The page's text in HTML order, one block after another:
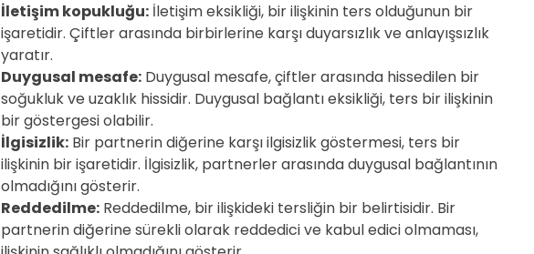
İletişim kopukluğu: İletişim eksikliği, bir ilişkinin ters olduğunun bir
işaretidir. Çiftler arasında birbirlerine karşı duyarsızlık ve anlayışsızlık
yaratır.
Duygusal mesafe: Duygusal mesafe, çiftler arasında hissedilen bir
soğukluk ve uzaklık hissidir. Duygusal bağlantı eksikliği, ters bir ilişkinin
bir göstergesi olabilir.
İlgisizlik: Bir partnerin diğerine karşı ilgisizlik göstermesi, ters bir
ilişkinin bir işaretidir. İlgisizlik, partnerler arasında duygusal bağlantının
olmadığını gösterir.
Reddedilme: Reddedilme, bir ilişkideki tersliğin bir belirtisidir. Bir
partnerin diğerine sürekli olarak reddedici ve kabul edici olmaması,